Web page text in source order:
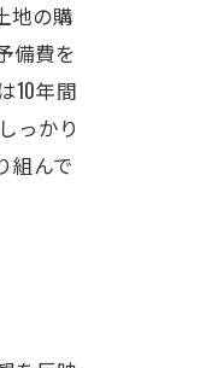
地の購
備費を
10年間
っかり
組んで